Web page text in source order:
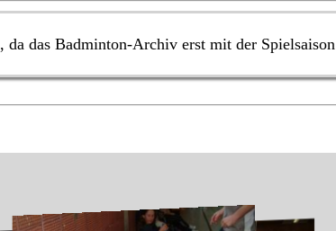
, da das Badminton-Archiv erst mit der Spielsaison